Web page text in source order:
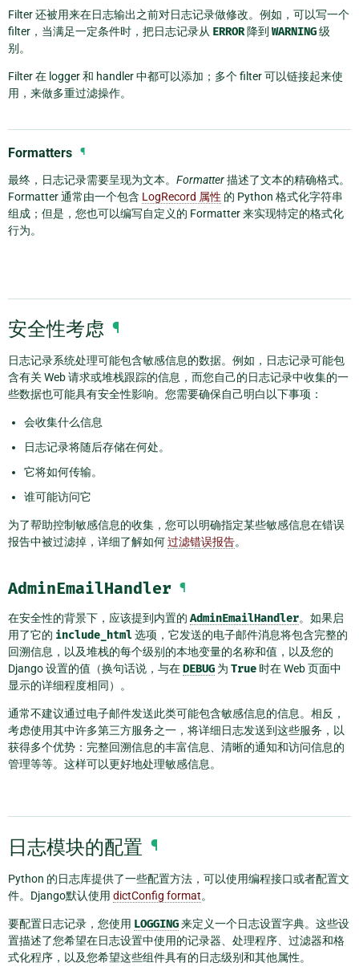
Filter 还被用来在日志输出之前对日志记录做修改。例如，可以写一个
filter，当满足一定条件时，把日志记录从 ERROR 降到 WARNING级
别。
Filter 在 logger 和 handler 中都可以添加；多个 filter 可以链接起来使
用，来做多重过滤操作。
Formatters ¶
最终，日志记录需要呈现为文本。 Formatter描述了文本的精确格式。
Formatter 通常由一个包含 LogRecord 属性 的 Python 格式化字符串
组成；但是，您也可以编写自定义的 Formatter 来实现特定的格式化
行为。
安全性考虑 ¶
日志记录系统处理可能包含敏感信息的数据。例如，日志记录可能包
含有关 Web 请求或堆栈跟踪的信息，而您自己的日志记录中收集的一
些数据也可能具有安全性影响。您需要确保自己明白以下事项：
会收集什么信息
日志记录将随后存储在何处。
它将如何传输。
谁可能访问它
为了帮助控制敏感信息的收集，您可以明确指定某些敏感信息在错误
报告中被过滤掉，详细了解如何过滤错误报告。
AdminEmailHandler ¶
在安全性的背景下，应该提到内置的 AdminEmailHandler。如果启
用了它的 include_html选项，它发送的电子邮件消息将包含完整的
回溯信息，以及堆栈的每个级别的本地变量的名称和值，以及您的
Django 设置的值（换句话说，与在DEBUG 为 True 时在 Web 页面中
显示的详细程度相同）。
通常不建议通过电子邮件发送此类可能包含敏感信息的信息。相反，
考虑使用其中许多第三方服务之一，将详细日志发送到这些服务，以
获得多个优势：完整回溯信息的丰富信息、清晰的通知和访问信息的
管理等等。这样可以更好地处理敏感信息。
日志模块的配置 ¶
Python 的日志库提供了一些配置方法，可以使用编程接口或者配置文
件。Django默认使用 dictConfig format。
要配置日志记录，您使用 LOGGING来定义一个日志设置字典。这些设
置描述了您希望在日志设置中使用的记录器、处理程序、过滤器和格
式化程序，以及您希望这些组件具有的日志级别和其他属性。